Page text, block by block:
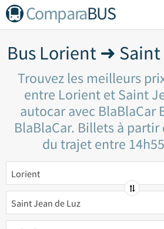
ComparaBUS
Bus Lorient ➜ Saint
Trouvez les meilleurs
entre Lorient et Saint
autocar avec BlaBlaCar
BlaBlaCar. Billets à partir
du trajet entre
Lorient
Saint Jean de Luz